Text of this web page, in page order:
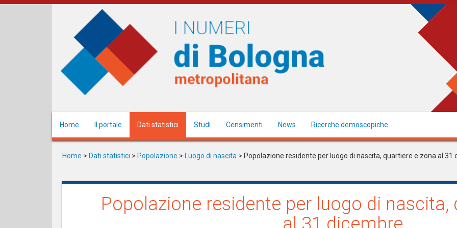
Salta
Home Il portale Dati statistici Studi Censimenti News Ricerche demoscopiche
Home > Dati statistici > Popolazione > Luogo di nascita > Popolazione residente per luogo di nascita, quartiere e zona al 31
Popolazione residente per luogo di nascita,